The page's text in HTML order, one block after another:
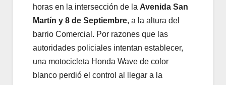
horas en la intersección de la Avenida San
Martín y 8 de Septiembre, a la altura del
barrio Comercial. Por razones que las
autoridades policiales intentan establecer,
una motocicleta Honda Wave de color
blanco perdió el control al llegar a la